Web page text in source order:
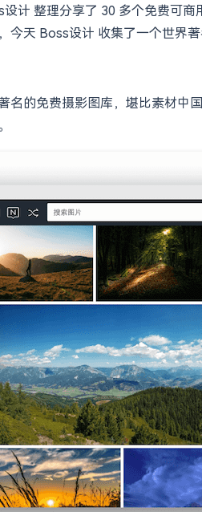
计 整理分享了 30 多个免费可商
今天 Boss设计 收集了一个世界
名的免费摄影图库，堪比素材中